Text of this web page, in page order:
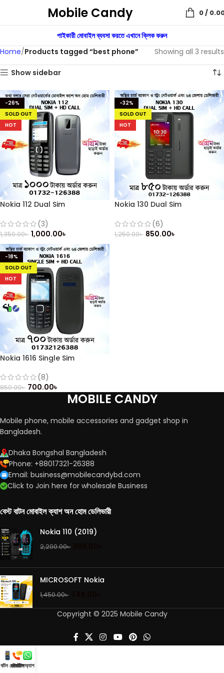
Mobile Candy 0/
পাইকারী মোবাইল ব্যবসা করতে এখানে ক্লিক করুন
Home Products tagged “best phone” Showing all 3 results
Show sidebar
-26%
SOLD OUT
HOT
Nokia 112 Dual Sim
(3)
1,350.00৳ 1,000.00৳
-32%
SOLD OUT
HOT
Nokia 130 Dual Sim
(6)
1,250.00৳ 850.00৳
-18%
SOLD OUT
HOT
Nokia 1616 Single Sim
(8)
850.00৳ 700.00৳
MOBILE CANDY
Mobile phone, mobile accessories and gadget shop in
Bangladesh.
Dhaka Bongshal Bangladesh
Phone: +88017321-26388
Email: business@mobilecandybd.com
Click to Join here for wholesale Business
বেস্ট বাটন মোবাইল ক্যাশ অন হোম ডেলিভারী
Nokia 110 (2019)
2,200.00৳
MICROSOFT Nokia
1,450.00৳
Copyright © 2025 Mobile Candy
মোবাইল
হটলাইন
হোয়াটসঅ্যাপ করুন